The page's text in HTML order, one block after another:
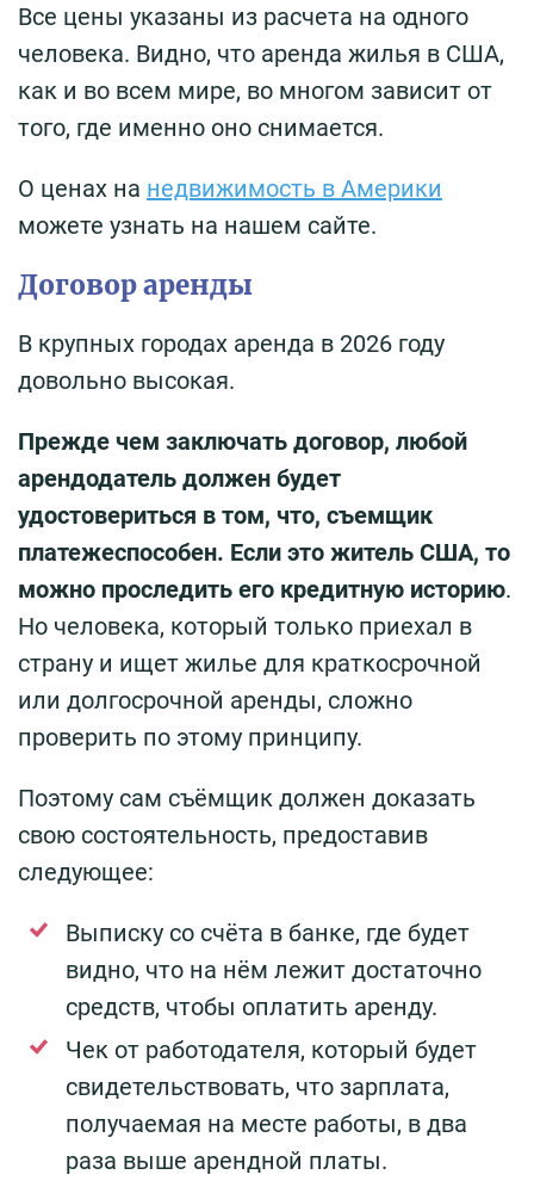
Все цены указаны из расчета на одного
человека. Видно, что аренда жилья в США,
как и во всем мире, во многом зависит от
того, где именно оно снимается.
О ценах на недвижимость в Америки
можете узнать на нашем сайте.
Договор аренды
В крупных городах аренда в 2026 году
довольно высокая.
Прежде чем заключать договор, любой
арендодатель должен будет
удостовериться в том, что, съемщик
платежеспособен. Если это житель США, то
можно проследить его кредитную историю.
Но человека, который только приехал в
страну и ищет жилье для краткосрочной
или долгосрочной аренды, сложно
проверить по этому принципу.
Поэтому сам съёмщик должен доказать
свою состоятельность, предоставив
следующее:
Выписку со счёта в банке, где будет
видно, что на нём лежит достаточно
средств, чтобы оплатить аренду.
Чек от работодателя, который будет
свидетельствовать, что зарплата,
получаемая на месте работы, в два
раза выше арендной платы.